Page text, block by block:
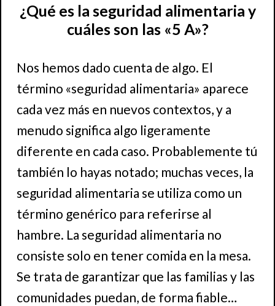
¿Qué es la seguridad alimentaria y
cuáles son las «5 A»?
Nos hemos dado cuenta de algo. El
término «seguridad alimentaria» aparece
cada vez más en nuevos contextos, y a
menudo significa algo ligeramente
diferente en cada caso. Probablemente tú
también lo hayas notado; muchas veces, la
seguridad alimentaria se utiliza como un
término genérico para referirse al
hambre. La seguridad alimentaria no
consiste solo en tener comida en la mesa.
Se trata de garantizar que las familias y las
comunidades puedan, de forma fiable…